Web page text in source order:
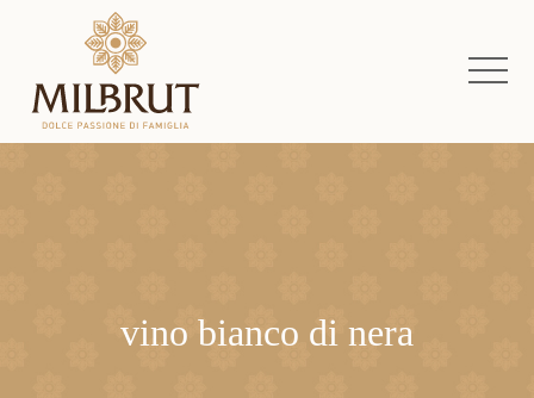
vino bianco di nera